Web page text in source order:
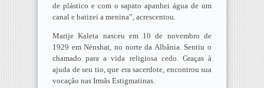
de plástico e com o sapato apanhei água de um
canal e batizei a menina”, acrescentou.
Marije Kaleta nasceu em 10 de novembro de
1929 em Nënshat, no norte da Albânia. Sentiu o
chamado para a vida religiosa cedo. Graças à
ajuda de seu tio, que era sacerdote, encontrou sua
vocação nas Irmãs Estigmatinas.